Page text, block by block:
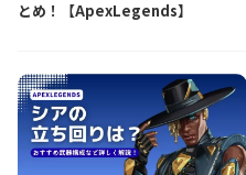
とめ！【ApexLegends】